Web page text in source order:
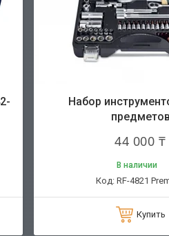
Набор
предметов
44 000 ₸
В наличии
RF-4821
Купить